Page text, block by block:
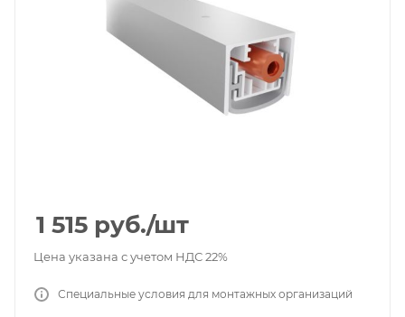
1 515 руб./шт
Цена указана с учетом НДС 22%
Специальные условия для монтажных организаций